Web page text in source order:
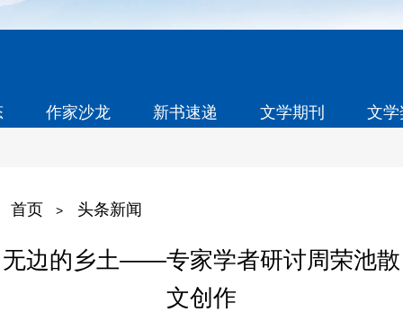
作家沙龙 新书速递 文学期刊 文
首页 > 头条新闻
无边的乡土——专家学者研讨周荣池散
文创作